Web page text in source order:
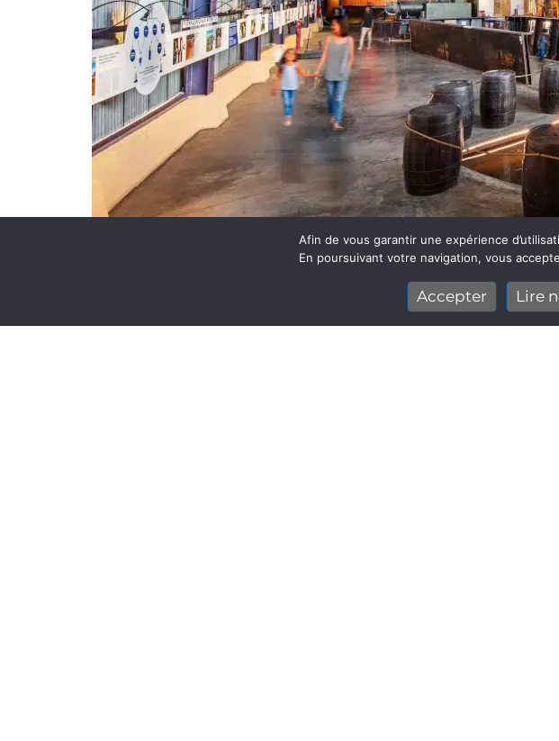
Une filière aux multiples La filière
du pays. Elle est
d’économie
énergie verte,
Afin de vous garantir une expérience
En poursuivant votre navigation, vous
Accepter Lire